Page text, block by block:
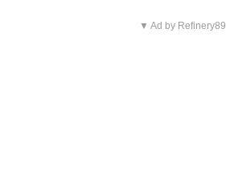
▼ Ad by Refinery89